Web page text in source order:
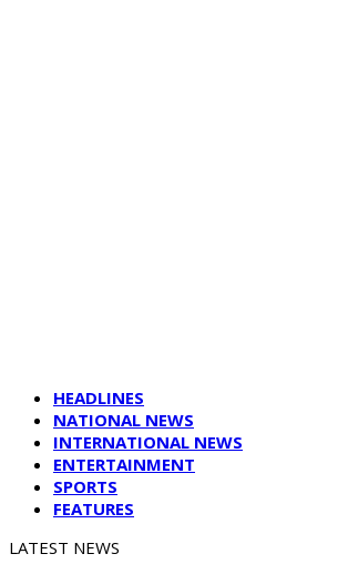
HEADLINES
NATIONAL NEWS
INTERNATIONAL NEWS
ENTERTAINMENT
SPORTS
FEATURES
LATEST NEWS